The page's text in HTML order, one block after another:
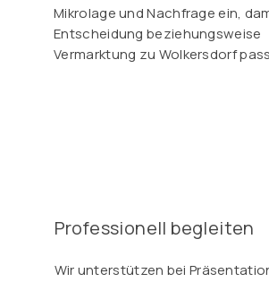
Mikrolage und Nachfrage ein,
Entscheidung beziehungsweise
Vermarktung zu Wolkersdorf
Professionell begleiten
Wir unterstützen bei